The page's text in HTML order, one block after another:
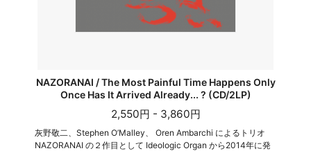
NAZORANAI / The Most Painful Time Happens Only
Once Has It Arrived Already... ? (CD/2LP)
2,550円 - 3,860円
灰野敬二、Stephen O’Malley、 Oren Ambarchi によるトリオ
NAZORANAI の２作目として Ideologic Organ から2014年に発